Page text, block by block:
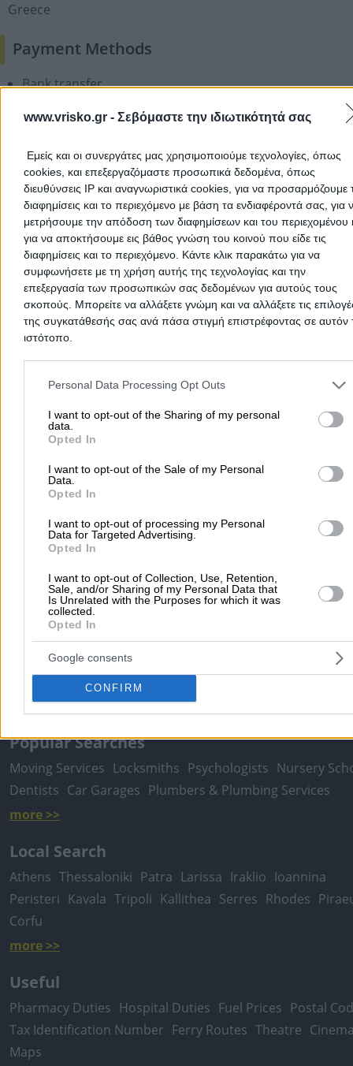
www.vrisko.gr - Σεβόμαστε την ιδιωτικότητά σας
Εμείς και οι συνεργάτες μας χρησιμοποιούμε τεχνολογίες, όπως
cookies, και επεξεργαζόμαστε προσωπικά δεδομένα, όπως
διευθύνσεις IP και αναγνωριστικά cookies, για να προσαρμόζουμε
διαφημίσεις και το περιεχόμενο με βάση τα ενδιαφέροντά σας, για
μετρήσουμε την απόδοση των διαφημίσεων και του περιεχομένου
για να αποκτήσουμε εις βάθος γνώση του κοινού που είδε τις
διαφημίσεις και το περιεχόμενο. Κάντε κλικ παρακάτω για να
συμφωνήσετε με τη χρήση αυτής της τεχνολογίας και την
επεξεργασία των προσωπικών σας δεδομένων για αυτούς τους
σκοπούς. Μπορείτε να αλλάξετε γνώμη και να αλλάξετε τις
της συγκατάθεσής σας ανά πάσα στιγμή επιστρέφοντας σε αυτόν
ιστότοπο.
Please note that this website/app uses one or more Google
and may gather and store information including but not limited to
to Google and its third-party tags to use your data for below
purposes in below Google consent section.
Personal Data Processing Opt Outs
I want to opt-out of the Sharing of my personal
data.
Opted In
I want to opt-out of the Sale of my Personal
Data.
Opted In
I want to opt-out of processing my Personal
Data for Targeted Advertising.
Opted In
I want to opt-out of Collection, Use, Retention,
Sale, and/or Sharing of my Personal Data that
Is Unrelated with the Purposes for which it was
collected.
Opted In
Google consents
CONFIRM
Greece
Payment Methods
Bank transfer
Cooperating Banks
Add a Review
This professional has not received any reviews yet. Be the
right choice!
Home > Prefecture of THESSALONIKIS > Ionia Thessalonikis >
> Tarpaulins
Popular Searches
Moving Services Locksmiths Psychologists Nursery
Dentists Car Garages Plumbers & Plumbing Services
more >>
Local Search
Athens Thessaloniki Patra Larissa Iraklio Ioannina
Peristeri Kavala Tripoli Kallithea Serres Rhodes
Corfu
more >>
Useful
Pharmacy Duties Hospital Duties Fuel Prices Postal
Tax Identification Number Ferry Routes Theatre
Maps